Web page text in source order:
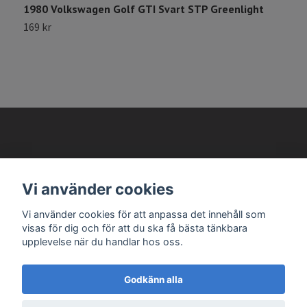
1980 Volkswagen Golf GTI Svart STP Greenlight
169 kr
Läs mer
Vi använder cookies
Vi använder cookies för att anpassa det innehåll som
visas för dig och för att du ska få bästa tänkbara
upplevelse när du handlar hos oss.
Godkänn alla